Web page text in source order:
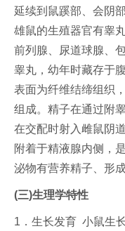
延续到鼠蹊部、会阴
雄鼠的生殖器官有睾
前列腺、尿道球腺、
睾丸，幼年时藏存于
表面为纤维结缔组织
组成。精子在通过附
在交配时射入雌鼠阴
附着于精液腺内侧，
泌物有营养精子、形
(三)生理学特性
1．生长发育 小鼠生